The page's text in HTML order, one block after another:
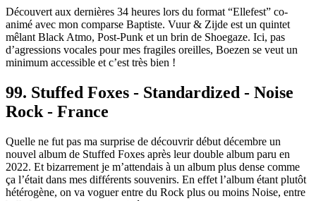
Découvert aux dernières 34 heures lors du format “Ellefest” co-
animé avec mon comparse Baptiste. Vuur & Zijde est un quintet
mêlant Black Atmo, Post-Punk et un brin de Shoegaze. Ici, pas
d’agressions vocales pour mes fragiles oreilles, Boezen se veut un
minimum accessible et c’est très bien !
99. Stuffed Foxes - Standardized - Noise
Rock - France
Quelle ne fut pas ma surprise de découvrir début décembre un
nouvel album de Stuffed Foxes après leur double album paru en
2022. Et bizarrement je m’attendais à un album plus dense comme
ça l’était dans mes différents souvenirs. En effet l’album étant plutôt
hétérogène, on va voguer entre du Rock plus ou moins Noise, entre